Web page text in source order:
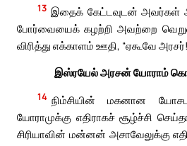
13 இதைக் கேட்டவுடன் அவர்கள்
போர்வையைக் கழற்றி அவற்றை
விரித்து எக்காளம் ஊதி, “ஏகூவே
இஸ்ரயேல் அரசன் யோராம்
14 நிம்சியின் மகனான
யோராமுக்கு எதிராகச் சூழ்ச்சி
சிரியாவின் மன்னன் அசாவேலுக்கு